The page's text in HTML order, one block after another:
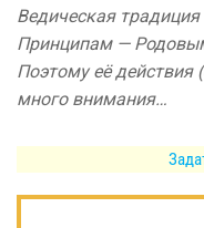
Ведическая
Принципам —
Поэтому её действия
много внимания…